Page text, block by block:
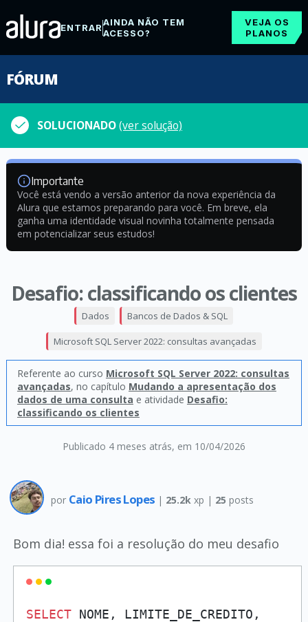
ENTRARAINDA NÃO TEM
ACESSO?
VEJA OS
PLANOS
FÓRUM
SOLUCIONADO(ver solução)
Importante
Você está vendo a versão anterior da nova experiência da
Alura que estamos preparando para você. Em breve, ela
ganha uma identidade visual novinha totalmente pensada
em potencializar seus estudos!
Desafio: classificando os clientes
Publicado 4 meses atrás, em 10/04/2026
Dados Bancos de Dados & SQL
Microsoft SQL Server 2022: consultas avançadas
Referente ao curso Microsoft SQL Server 2022: consultas
avançadas, no capítulo Mudando a apresentação dos
dados de uma consulta e atividade Desafio:
classificando os clientes
por Caio Pires Lopes | 25.2k xp | 25 posts
Bom dia! essa foi a resolução do meu desafio
SELECT NOME, LIMITE_DE_CREDITO,